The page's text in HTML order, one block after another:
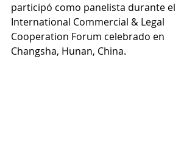
participó como panelista durante el
International Commercial & Legal
Cooperation Forum celebrado en
Changsha, Hunan, China.